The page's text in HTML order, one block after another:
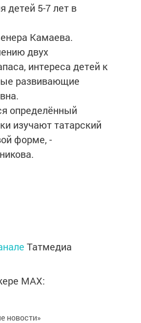
детей 5-7 лет в
Камаева.
двух
интереса детей к
развивающие
определённый
изучают татарский
форме, -
Татмедиа
MАХ:
новости»